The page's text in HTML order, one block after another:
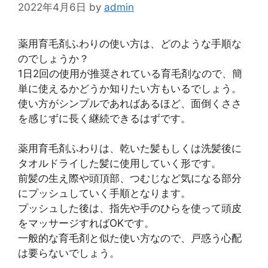
2022年4月6日 by admin
薬用育毛剤ふわりの使い方は、どのような手順な
のでしょうか？
1日2回の使用が推奨されている育毛剤なので、簡
単に使えるかどうか知りたい方もいるでしょう。
使い方がシンプルであればあるほど、面倒くささ
を感じずに長く継続できるはずです。
薬用育毛剤ふわりは、乾いた髪もしくは洗髪後に
タオルドライした髪に使用していく形です。
前髪の生え際や頭頂部、つむじなど気になる部分
にプッシュしていく手順となります。
プッシュした後は、指先や手のひらを使って頭皮
をマッサージすればOKです。
一般的な育毛剤と似た使い方なので、戸惑う心配
は要らないでしょう。